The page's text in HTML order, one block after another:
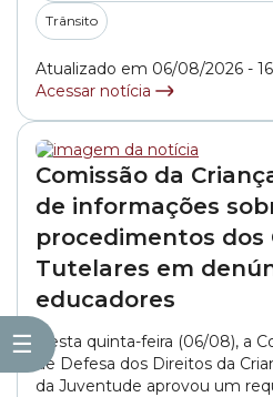
☰
engenheiro Alexandre Martini
Trânsito
Atualizado em 06/08/2026 -
Acessar notícia
Comissão da
de informações
procedimentos dos
Tutelares em
educadores
Nesta quinta-feira (06/08), a
de Defesa dos Direitos da
da Juventude aprovou um